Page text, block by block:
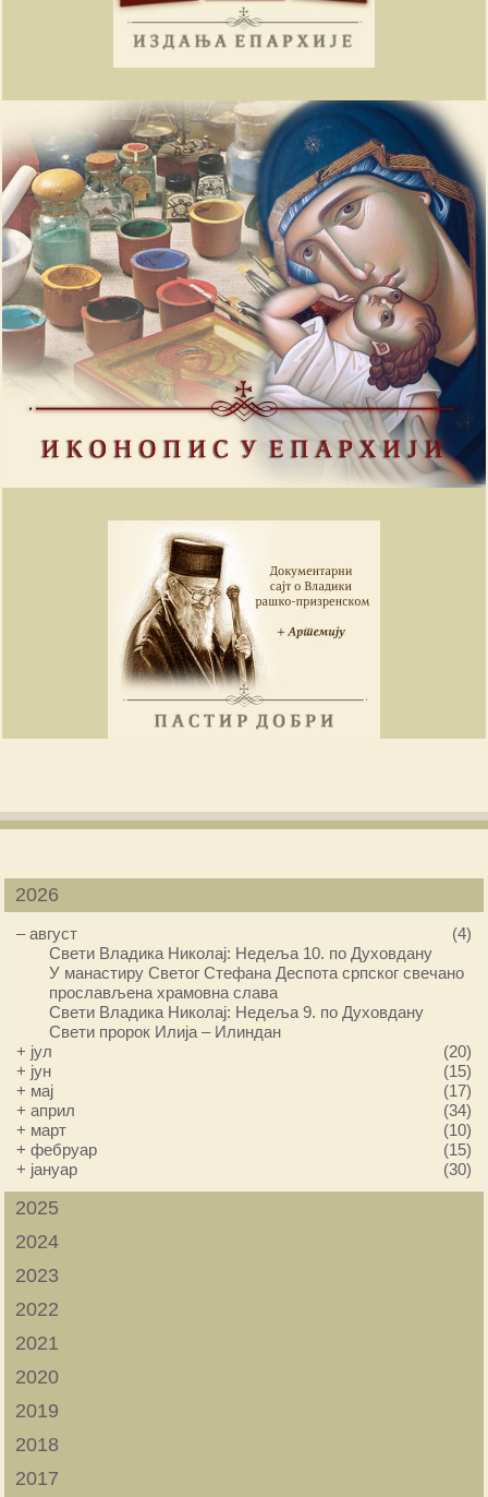
2026
–август
(4)
Свети Владика Николај: Недеља 10. по Духовдану
У манастиру Светог Стефана Деспота српског свечано
прослављена храмовна слава
Свети Владика Николај: Недеља 9. по Духовдану
Свети пророк Илија – Илиндан
+ јул
(20)
+ јун
(15)
+ мај
(17)
+април
(34)
+ март
(10)
+фебруар
(15)
+ јануар (30)
2025
2024
2023
2022
2021
2020
2019
2018
2017